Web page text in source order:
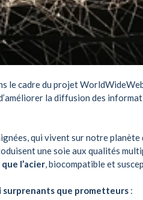
le cadre du projet
la diffusion des
qui vivent sur notre planète
une soie aux qualités
l’acier, biocompatible et
surprenants que prometteurs :